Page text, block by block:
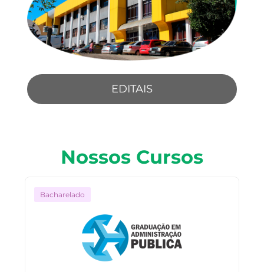
EDITAIS
Nossos Cursos
Bacharelado